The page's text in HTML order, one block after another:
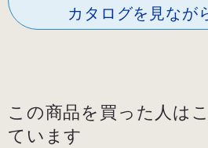
カタログを見なが
この商品を買った人は
ています